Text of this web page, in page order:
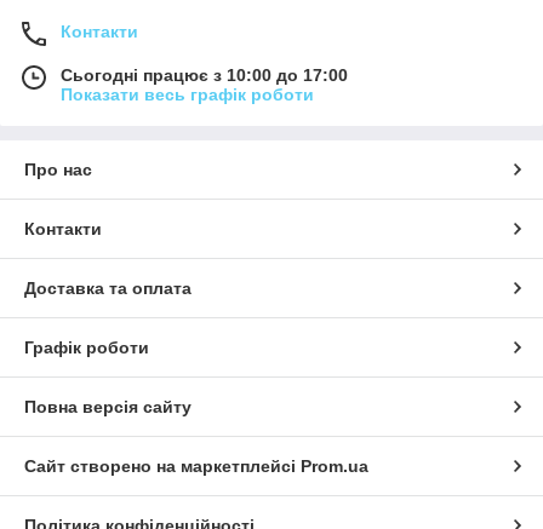
Контакти
Сьогодні працює з 10:00 до 17:00
Показати весь графік роботи
Про нас
Контакти
Доставка та оплата
Графік роботи
Повна версія сайту
Сайт створено на маркетплейсі Prom.ua